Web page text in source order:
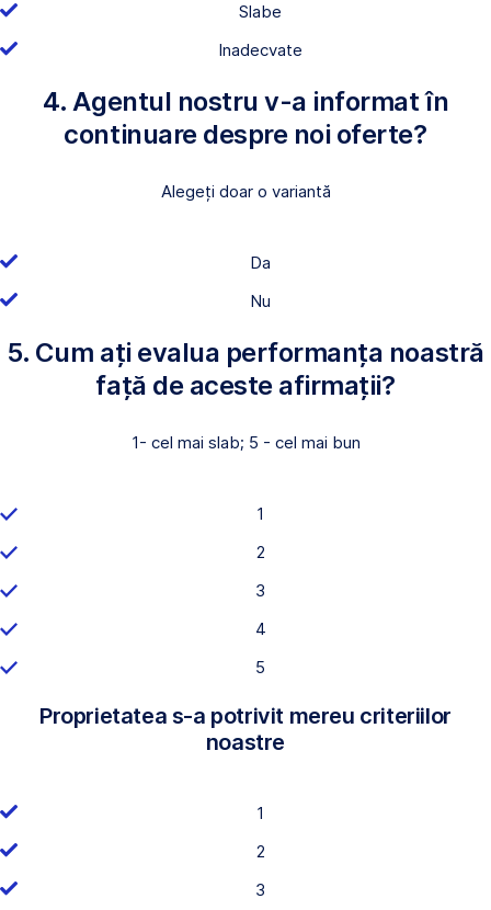
Slabe
Inadecvate
4. Agentul nostru v-a informat în
continuare despre noi oferte?
Alegeți doar o variantă
Da
Nu
5. Cum ați evalua performanța noastră
față de aceste afirmații?
1- cel mai slab; 5 - cel mai bun
1
2
3
4
5
Proprietatea s-a potrivit mereu criteriilor
noastre
1
2
3